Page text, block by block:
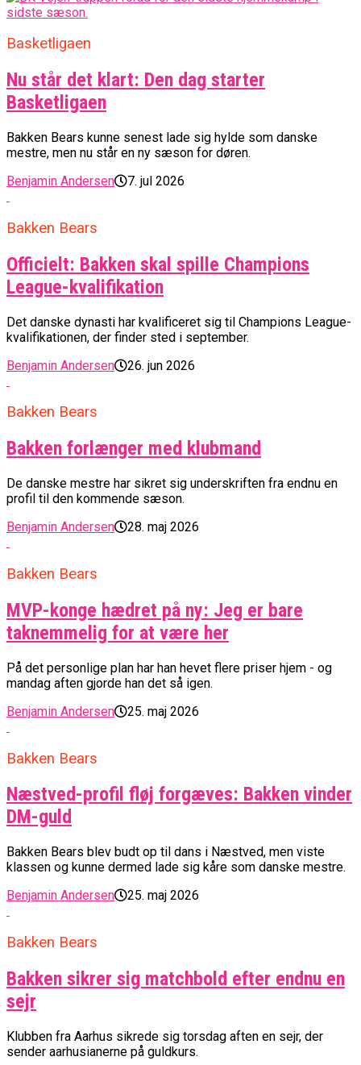
Basketligaen
Nu står det klart: Den dag starter
Basketligaen
Bakken Bears kunne senest lade sig hylde som danske
mestre, men nu står en ny sæson for døren.
Benjamin Andersen
7. jul 2026
Bakken Bears
Officielt: Bakken skal spille Champions
League-kvalifikation
Det danske dynasti har kvalificeret sig til Champions League-
kvalifikationen, der finder sted i september.
Benjamin Andersen
26. jun 2026
Bakken Bears
Bakken forlænger med klubmand
De danske mestre har sikret sig underskriften fra endnu en
profil til den kommende sæson.
Benjamin Andersen
28. maj 2026
Bakken Bears
MVP-konge hædret på ny: Jeg er bare
taknemmelig for at være her
På det personlige plan har han hevet flere priser hjem - og
mandag aften gjorde han det så igen.
Benjamin Andersen
25. maj 2026
Bakken Bears
Næstved-profil fløj forgæves: Bakken vinder
DM-guld
Bakken Bears blev budt op til dans i Næstved, men viste
klassen og kunne dermed lade sig kåre som danske mestre.
Benjamin Andersen
25. maj 2026
Bakken Bears
Bakken sikrer sig matchbold efter endnu en
sejr
Klubben fra Aarhus sikrede sig torsdag aften en sejr, der
sender aarhusianerne på guldkurs.